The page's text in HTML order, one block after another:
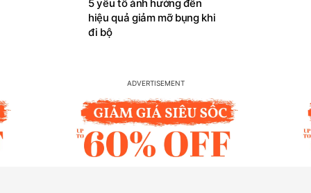
5 yếu tố ảnh hưởng đến
hiệu quả giảm mỡ bụng khi
đi bộ